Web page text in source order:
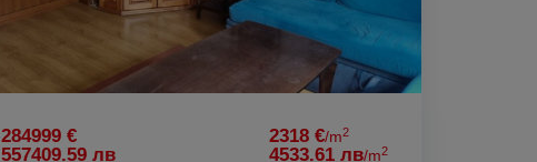
284999 €
557409.59 лв
2318 €/m2
4533.61 лв/m2